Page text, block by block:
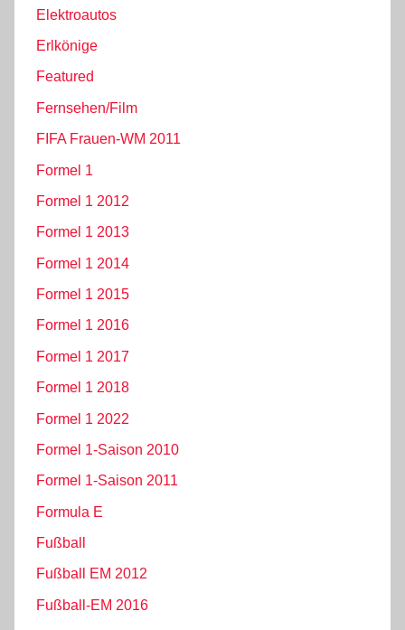
Elektroautos
Erlkönige
Featured
Fernsehen/Film
FIFA Frauen-WM 2011
Formel 1
Formel 1 2012
Formel 1 2013
Formel 1 2014
Formel 1 2015
Formel 1 2016
Formel 1 2017
Formel 1 2018
Formel 1 2022
Formel 1-Saison 2010
Formel 1-Saison 2011
Formula E
Fußball
Fußball EM 2012
Fußball-EM 2016